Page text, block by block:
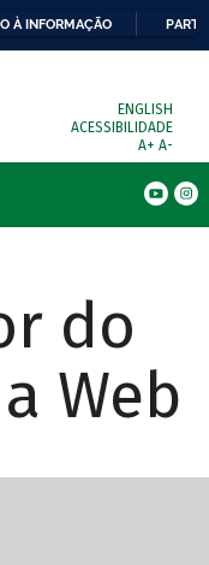
À INFORMAÇÃO
ENGLISH
ACESSIBILIDADE
A+ A-
do
Web